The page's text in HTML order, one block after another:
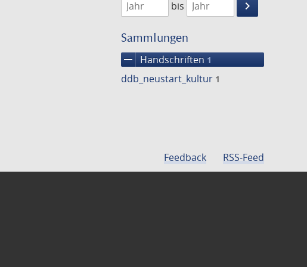
bis
keyboard_arrow_right
Suche
Sammlungen
remove Handschriften 1
ddb_neustart_kultur 1
Feedback RSS-Feed